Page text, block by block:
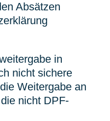
Absätzen
in
nicht sichere
Weitergabe an
nicht DPF-